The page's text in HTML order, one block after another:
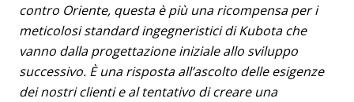
contro Oriente, questa è più una ricompensa per i
meticolosi standard ingegneristici di Kubota che
vanno dalla progettazione iniziale allo sviluppo
successivo. È una risposta all’ascolto delle esigenze
dei nostri clienti e al tentativo di creare una